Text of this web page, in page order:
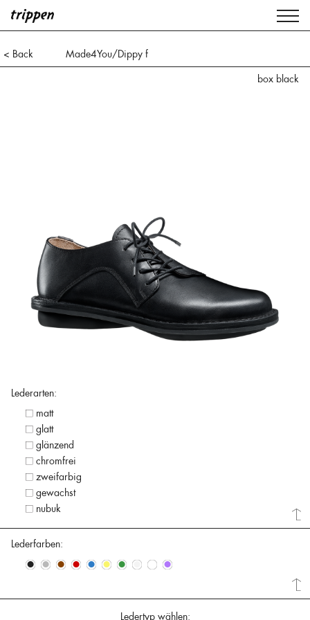
< Back
Made4You/Dippy f
box black
Lederarten:
matt
glatt
glänzend
chromfrei
zweifarbig
gewachst
nubuk
Lederfarben:
• • • • • • • • • •
Ledertyp wählen: